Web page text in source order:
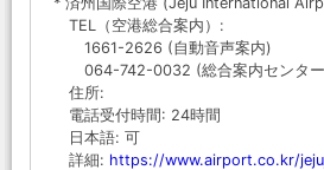
TEL（空港総合案内）:
1661-2626 (自動音声案内)
064-742-0032 (総合案内センタ
住所:
電話受付時間: 24時間
日本語: 可
詳細: https://www.airport.co.kr/